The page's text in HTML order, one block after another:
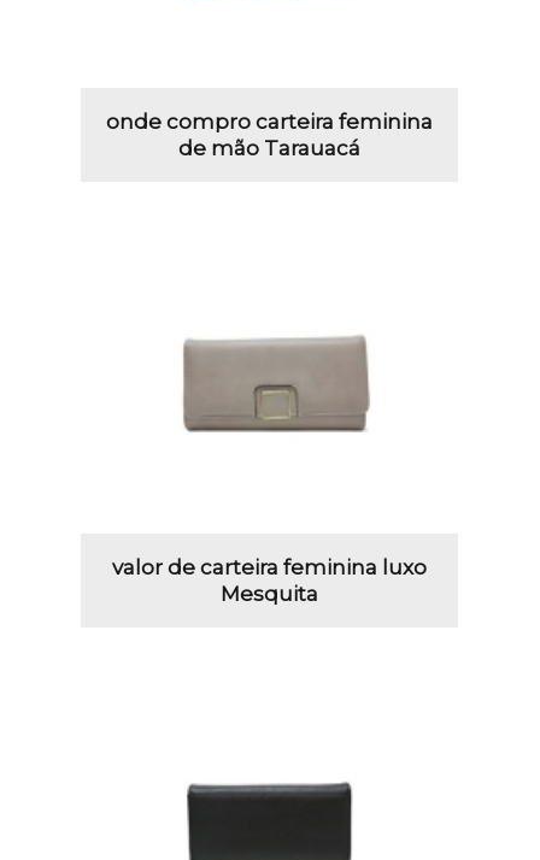
onde compro carteira feminina
de mão Tarauacá
valor de carteira feminina luxo
Mesquita